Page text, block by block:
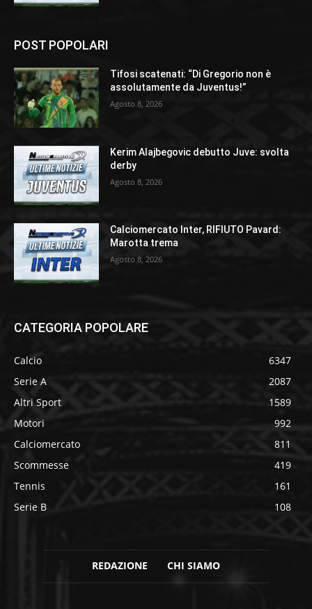
POST POPOLARI
Tifosi scatenati: “Di Gregorio non è
assolutamente da Juventus!”
Agosto 8, 2026
Kerim Alajbegovic debutto Juve: svolta
derby
Agosto 8, 2026
Calciomercato Inter, RIFIUTO Pavard:
Marotta trema
Agosto 8, 2026
CATEGORIA POPOLARE
Calcio
6347
Serie A
2087
Altri Sport
1589
Motori
992
Calciomercato
811
Scommesse
419
Tennis
161
Serie B
108
REDAZIONE CHI SIAMO